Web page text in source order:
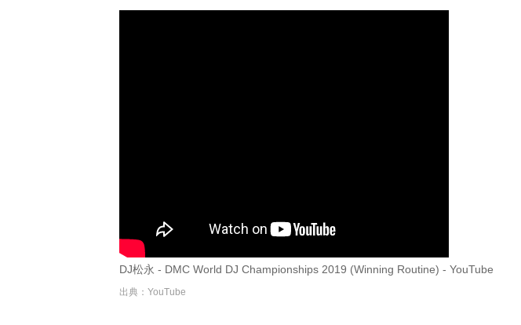
DJ松永 - DMC World DJ Championships 2019 (Winning Routine) - YouTube
出典：YouTube